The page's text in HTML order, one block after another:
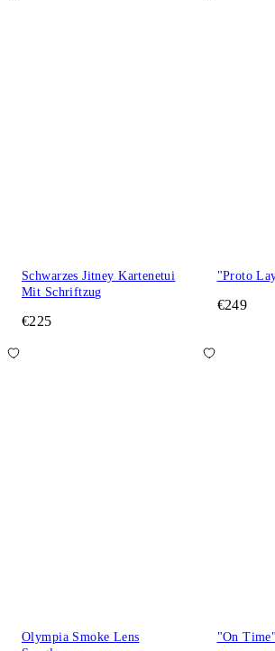
Schwarzes Jitney Kartenetui
Mit Schriftzug
€225
"Proto
€249
Olympia Smoke Lens
"On